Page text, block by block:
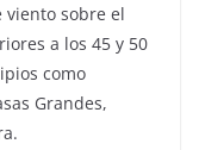
sobre el
a los 45 y 50
como
Grandes,